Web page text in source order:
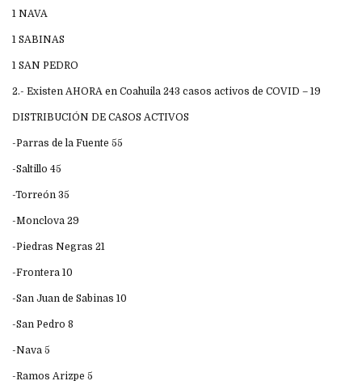
1 NAVA
1 SABINAS
1 SAN PEDRO
2.- Existen AHORA en Coahuila 243 casos activos de COVID – 19
DISTRIBUCIÓN DE CASOS ACTIVOS
-Parras de la Fuente 55
-Saltillo 45
-Torreón 35
-Monclova 29
-Piedras Negras 21
-Frontera 10
-San Juan de Sabinas 10
-San Pedro 8
-Nava 5
-Ramos Arizpe 5